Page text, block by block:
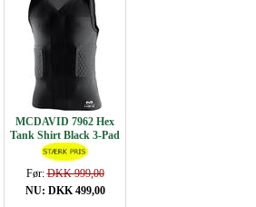
MCDAVID 7962 Hex
Tank Shirt Black 3-Pad
Før:DKK 999,00
NU: DKK 499,00